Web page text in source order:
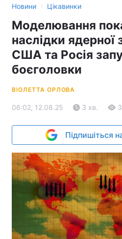
Новини › Цікавинки
Моделювання
наслідки
США та Росія
боєголовки
ВІОЛЕТТА ОРЛОВА
06:02, 12.08.25 3 хв.
Підпишіться